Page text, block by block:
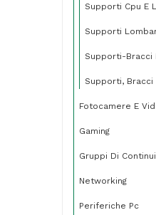
Supporti Cpu E
Supporti
Supporti-Bracci
Supporti,
Fotocamere E
Gaming
Gruppi Di
Networking
Periferiche Pc